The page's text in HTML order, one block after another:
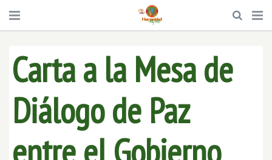
Carta a la Mesa de
Diálogo de Paz